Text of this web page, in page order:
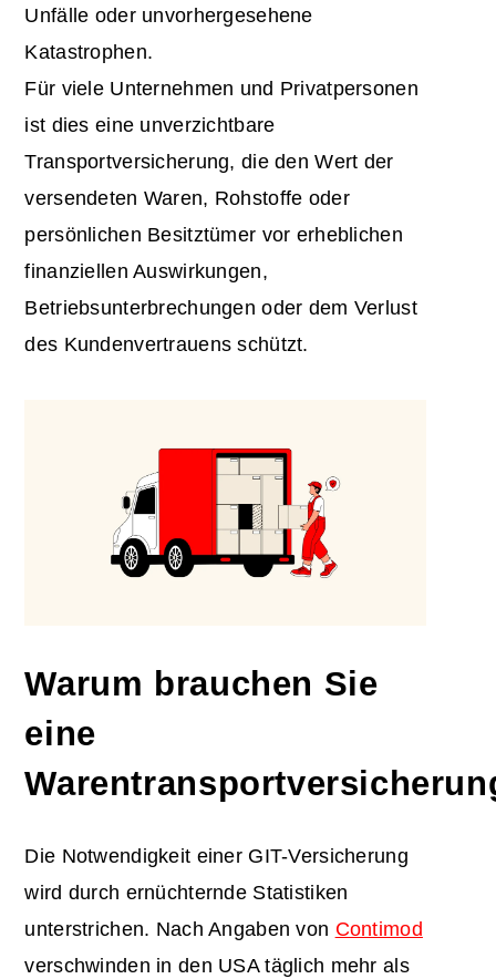
Unfälle oder unvorhergesehene
Katastrophen.
Für viele Unternehmen und Privatpersonen
ist dies eine unverzichtbare
Transportversicherung, die den Wert der
versendeten Waren, Rohstoffe oder
persönlichen Besitztümer vor erheblichen
finanziellen Auswirkungen,
Betriebsunterbrechungen oder dem Verlust
des Kundenvertrauens schützt.
Warum brauchen Sie
eine
Die Notwendigkeit einer GIT-Versicherung
wird durch ernüchternde Statistiken
unterstrichen. Nach Angaben von Contimod
verschwinden in den USA täglich mehr als